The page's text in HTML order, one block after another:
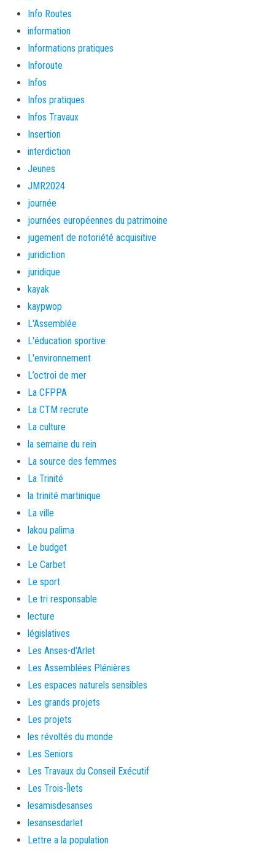
Info Routes
information
Informations pratiques
Inforoute
Infos
Infos pratiques
Infos Travaux
Insertion
interdiction
Jeunes
JMR2024
journée
journées européennes du patrimoine
jugement de notoriété acquisitive
juridiction
juridique
kayak
kaypwop
L'Assemblée
L'éducation sportive
L'environnement
L’octroi de mer
La CFPPA
La CTM recrute
La culture
la semaine du rein
La source des femmes
La Trinité
la trinité martinique
La ville
lakou palima
Le budget
Le Carbet
Le sport
Le tri responsable
lecture
législatives
Les Anses-d'Arlet
Les Assemblées Plénières
Les espaces naturels sensibles
Les grands projets
Les projets
les révoltés du monde
Les Seniors
Les Travaux du Conseil Exécutif
Les Trois-Îlets
lesamisdesanses
lesansesdarlet
Lettre a la population